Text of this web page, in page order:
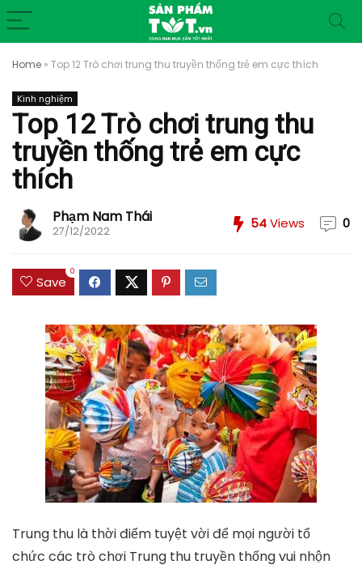
Home » Top 12 Trò chơi trung thu truyền thống trẻ em cực thích
Kinh nghiệm
Top 12 Trò chơi trung thu
truyền thống trẻ em cực
thích
Phạm Nam Thái
27/12/2022 54Views 0
Save
0
Trung thu là thời điểm tuyệt vời để mọi người tổ
chức các trò chơi Trung thu truyền thống vui nhộn